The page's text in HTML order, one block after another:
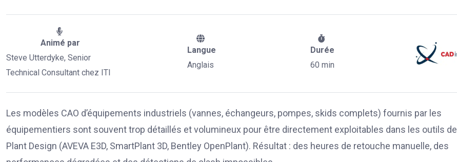
Animé par
Steve Utterdyke, Senior
Technical Consultant chez ITI
Langue
Anglais
Durée
60 min
Les modèles CAO d’équipements industriels (vannes, échangeurs, pompes, skids complets) fournis par les
équipementiers sont souvent trop détaillés et volumineux pour être directement exploitables dans les outils de
Plant Design (AVEVA E3D, SmartPlant 3D, Bentley OpenPlant). Résultat : des heures de retouche manuelle, des